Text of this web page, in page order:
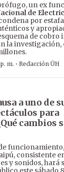
un ex
de
por
y
de cobro
la
m. · Redacción ÚH
a uno de
para
cambios
consistente
y sonidos, hará